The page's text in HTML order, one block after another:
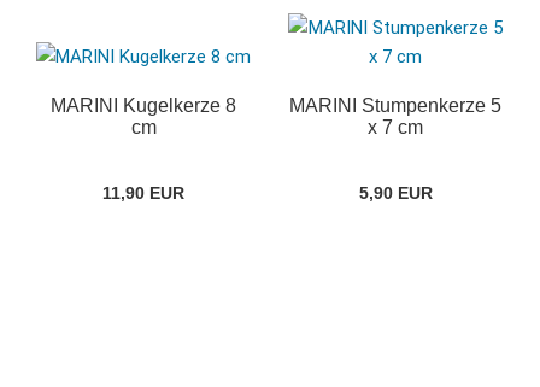
MARINI Kugelkerze 8
cm
11,90 EUR
MARINI Stumpenkerze 5
x 7 cm
5,90 EUR